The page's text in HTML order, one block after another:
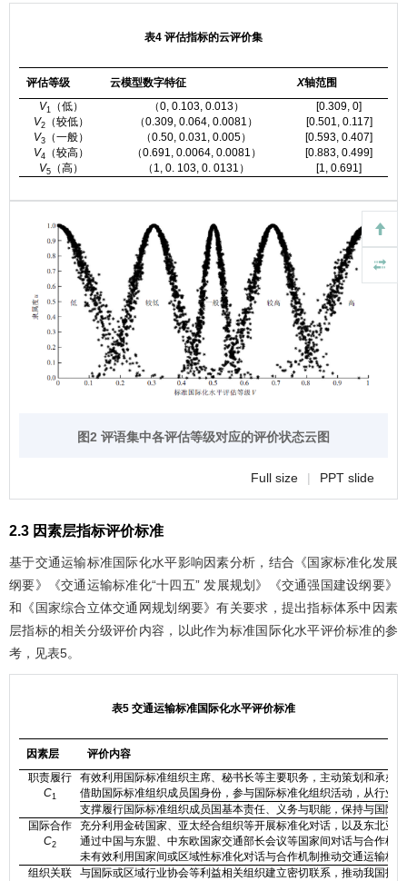
表4 评估指标的云评价集
评估等级 云模型数字特征 X轴范围
V1 （低） （0, 0.103, 0.013）
[0.309, 0]
V2（较低） （0.309, 0.064, 0.0081）
[0.501, 0.117]
V3（一般） （0.50, 0.031, 0.005）
[0.593, 0.407]
V4 （较高） （0.691, 0.0064, 0.0081）
[0.883, 0.499]
V5（高） （1, 0. 103, 0. 0131） [1, 0.691]
图2 评语集中各评估等级对应的评价状态云图
Full size | PPT slide
2.3 因素层指标评价标准
基于交通运输标准国际化水平影响因素分析，结合《国家标准化发展
纲要》《交通运输标准化“十四五” 发展规划》《交通强国建设纲要》
和《国家综合立体交通网规划纲要》有关要求，提出指标体系中因素
层指标的相关分级评价内容，以此作为标准国际化水平评价标准的参
考，见表5。
表5 交通运输标准国际化水平评价标准
因素层
评价内容
职责履行
C1
有效利用国际标准组织主席、秘书长等主要职务，主动策划和承办
借助国际标准组织成员国身份，参与国际标准化组织活动，从行业
支撑履行国际标准组织成员国基本责任、义务与职能，保持与国际
国际合作
C2
充分利用金砖国家、亚太经合组织等开展标准化对话，以及东北亚
通过中国与东盟、中东欧国家交通部长会议等国家间对话与合作机
未有效利用国家间或区域性标准化对话与合作机制推动交通运输标
组织关联
与国际或区域行业协会等利益相关组织建立密切联系，推动我国技